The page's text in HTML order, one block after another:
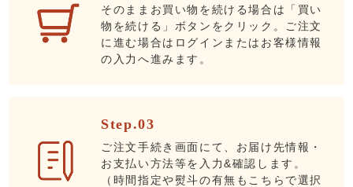
そのままお買い物を続ける場合は「買い
物を続ける」ボタンをクリック。ご注文
に進む場合はログインまたはお客様情報
の入力へ進みます。
Step.03
ご注文手続き画面にて、お届け先情報・
お支払い方法等を入力&確認します。
（時間指定や熨斗の有無もこちらで選択